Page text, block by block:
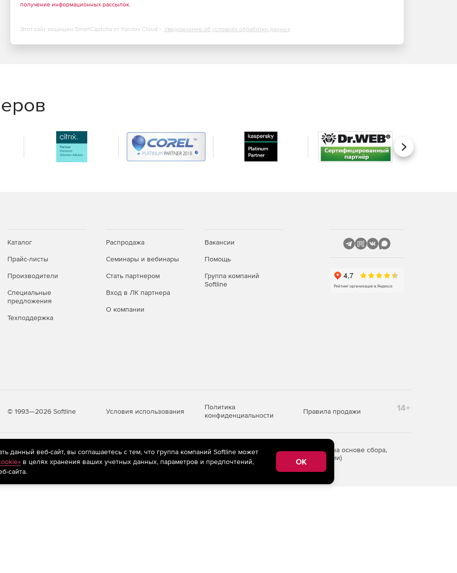
получение информационных рассылок.
Этот сайт защищен SmartCaptcha от Yandex Cloud - Уведомление об условиях обработки данных
Вперед
Каталог
Прайс-листы
Производители
Специальные
предложения
Техподдержка
Распродажа
Семинары и вебинары
Стать партнером
Вход в ЛК партнера
О компании
Вакансии
Помощь
Группа компаний
Softline
© 1993—2026 Softline Условия использования
Политика
конфиденциальности
Правила продажи 14+
рекомендательные технологии(информационные технологии предоставления информации на основе сбора,
к предпочтениям пользователей сети «Интернет», находящихся на территории Российской Федерации)
данный веб-сайт, вы соглашаетесь с тем, что группа компаний Softline может
в целях хранения ваших учетных данных, параметров и предпочтений,
сайта.
OK